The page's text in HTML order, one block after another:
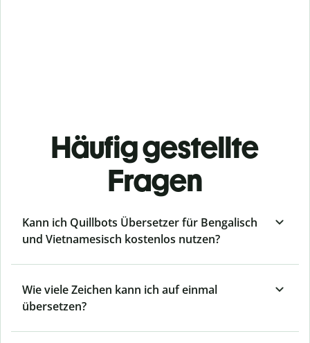
Häufig gestellte
Fragen
Kann ich Quillbots Übersetzer für Bengalisch
und Vietnamesisch kostenlos nutzen?
Wie viele Zeichen kann ich auf einmal
übersetzen?